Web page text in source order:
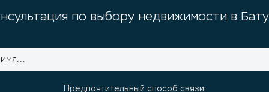
по выбору недвижимости в
Предпочтительный способ связи: